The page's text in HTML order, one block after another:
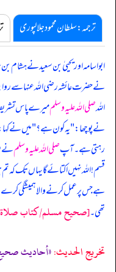
ترجمہ:سلطان محمود جلالپوری
ابواسامہ اور یحییٰ بن سعید نے
نے حضرت عائشہ رضی اللہ عنہا سے
اللہصلی اللہ علیہ وسلممیرے پاس
نے پوچھا: "یہ کون ہے؟" میں نے کہا:
رہتی ہے۔ آپصلی اللہ علیہ وسلمنے
قسم! اللہ نہیں اکتائے گا یہاں تک کہ
ہے جس پر عمل کرنے والا ہمیشگی
تھی۔[صحيح مسلم/كتاب صلاة
تخریج الحدیث:«أحاديث